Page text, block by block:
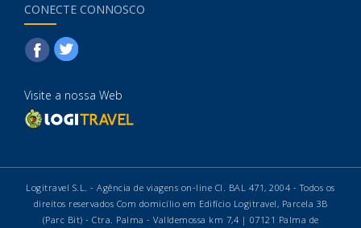
CONECTE CONNOSCO
Visite a nossa Web
Logitravel S.L. - Agência de viagens on-line CI. BAL 471, 2004 - Todos os
direitos reservados Com domicílio em Edifício Logitravel, Parcela 3B
(Parc Bit) - Ctra. Palma - Valldemossa km 7,4 | 07121 Palma de